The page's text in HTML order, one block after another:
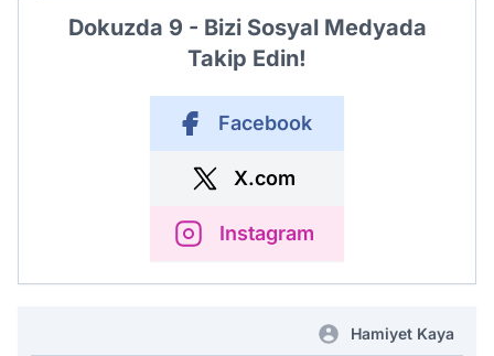
Dokuzda 9 - Bizi Sosyal Medyada
Takip Edin!
Facebook
X.com
Instagram
Hamiyet Kaya